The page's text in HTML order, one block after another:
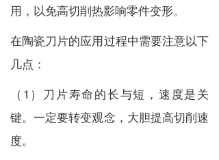
用，以免高切削热影响零件变形。
在陶瓷刀片的应用过程中需要注意以下
几点：
（1）刀片寿命的长与短，速度是关
键。一定要转变观念，大胆提高切削速
度。